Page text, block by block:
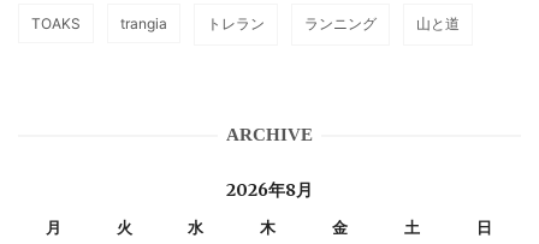
TOAKS trangia トレラン ランニング 山と道
ARCHIVE
2026年8月
月 火 水 木 金 土 日